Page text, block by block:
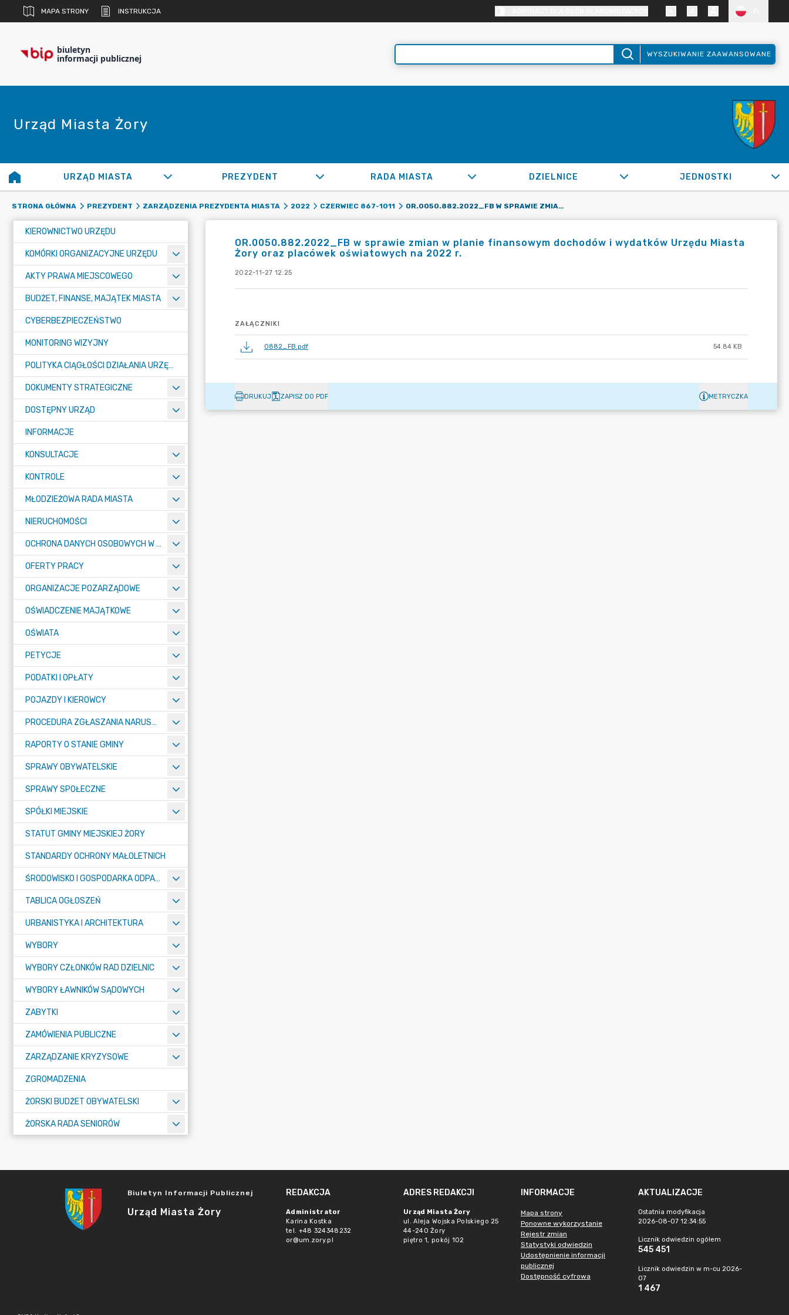
MAPA STRONY INSTRUKCJA
biuletyn
informacji publicznej WYSZUKIWANIE ZAAWANSOWANE
Urząd Miasta Żory
URZĄD MIASTA PREZYDENT RADA MIASTA DZIELNICE JEDNOSTKI
STRONA GŁÓWNA PREZYDENT ZARZĄDZENIA PREZYDENTA MIASTA 2022 CZERWIEC 867-1011 OR.0050.882.2022_FB W SPRAWIE ZMIAN W PLANIE FINANSOWYM DOCHODÓW I WYDATKÓW URZĘDU MIASTA ŻORY ORAZ PLACÓWEK OŚWIATOWYCH NA 2022 R.
KIEROWNICTWO URZĘDU
KOMÓRKI ORGANIZACYJNE URZĘDU
AKTY PRAWA MIEJSCOWEGO
BUDŻET, FINANSE, MAJĄTEK MIASTA
CYBERBEZPIECZEŃSTWO
MONITORING WIZYJNY
POLITYKA CIĄGŁOŚCI DZIAŁANIA URZĘDU MIASTA ŻORY
DOKUMENTY STRATEGICZNE
DOSTĘPNY URZĄD
INFORMACJE
KONSULTACJE
KONTROLE
MŁODZIEŻOWA RADA MIASTA
NIERUCHOMOŚCI
OCHRONA DANYCH OSOBOWYCH W URZĘDZIE MIASTA ŻORY - RODO
OFERTY PRACY
ORGANIZACJE POZARZĄDOWE
OŚWIADCZENIE MAJĄTKOWE
OŚWIATA
PETYCJE
PODATKI I OPŁATY
POJAZDY I KIEROWCY
PROCEDURA ZGŁASZANIA NARUSZEŃ PRAWA
RAPORTY O STANIE GMINY
SPRAWY OBYWATELSKIE
SPRAWY SPOŁECZNE
SPÓŁKI MIEJSKIE
STATUT GMINY MIEJSKIEJ ŻORY
STANDARDY OCHRONY MAŁOLETNICH
ŚRODOWISKO I GOSPODARKA ODPADAMI
TABLICA OGŁOSZEŃ
URBANISTYKA I ARCHITEKTURA
WYBORY
WYBORY CZŁONKÓW RAD DZIELNIC
WYBORY ŁAWNIKÓW SĄDOWYCH
ZABYTKI
ZAMÓWIENIA PUBLICZNE
ZARZĄDZANIE KRYZYSOWE
ZGROMADZENIA
ŻORSKI BUDŻET OBYWATELSKI
ŻORSKA RADA SENIORÓW
OR.0050.882.2022_FB w sprawie zmian w planie finansowym dochodów i wydatków Urzędu Miasta
Żory oraz placówek oświatowych na 2022 r.
2022-11-27 12:25
ZAŁĄCZNIKI
0882_FB.pdf 54.84 KB
DRUKUJ ZAPISZ DO PDF METRYCZKA
Biuletyn Informacji Publicznej
Urząd Miasta Żory
REDAKCJA
Administrator
Karina Kostka
tel. +48 324348232
or@um.zory.pl
ADRES REDAKCJI
Urząd Miasta Żory
ul. Aleja Wojska Polskiego 25
44-240 Żory
piętro 1, pokój 102
INFORMACJE
Mapa strony
Ponowne wykorzystanie
Rejestr zmian
Statystyki odwiedzin
Udostępnienie informacji
publicznej
Dostępność cyfrowa
AKTUALIZACJE
Ostatnia modyfikacja
2026-08-07 12:34:55
Licznik odwiedzin ogółem
545 451
Licznik odwiedzin w m-cu 2026-
07
1 467